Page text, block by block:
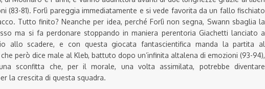
(83-81). Forlì pareggia immediatamente e si vede favorita da un fallo fischiato
Tutto finito? Neanche per idea, perché Forlì non segna, Swann sbaglia la
ma si fa perdonare stoppando in maniera perentoria Giachetti lanciato a
allo scadere, e con questa giocata fantascientifica manda la partita al
però dice male al Kleb, battuto dopo un’infinita altalena di emozioni (93-94),
sconfitta che, per il morale, una volta assimilata, potrebbe diventare
la crescita di questa squadra.